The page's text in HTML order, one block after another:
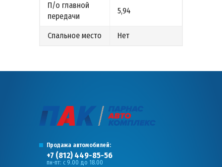
П/о главной
передачи
5,94
Спальное место Нет
Продажа автомобилей:
+7 (812) 449-85-56
пн-пт: с 9.00 до 18.00